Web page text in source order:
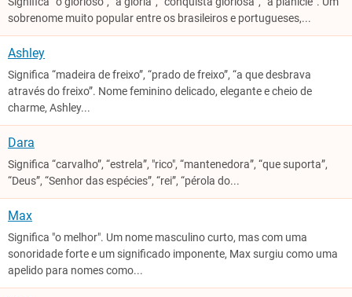
sobrenome muito popular entre os brasileiros e portugueses,...
Ashley
Significa “madeira de freixo”, “prado de freixo”, “a que desbrava
através do freixo”. Nome feminino delicado, elegante e cheio de
charme, Ashley...
Dara
Significa “carvalho”, “estrela”, "rico", “mantenedora”, “que suporta”,
“Deus”, “Senhor das espécies”, “rei”, “pérola do...
Max
Significa "o melhor". Um nome masculino curto, mas com uma
sonoridade forte e um significado imponente, Max surgiu como uma
apelido para nomes como...